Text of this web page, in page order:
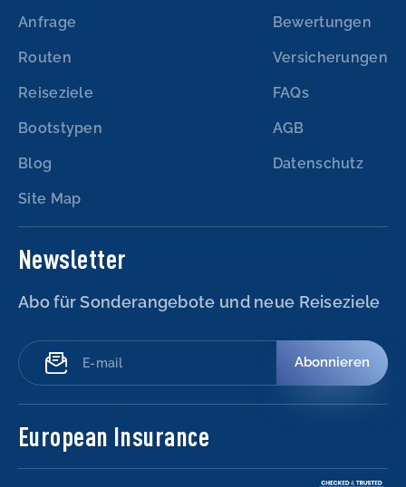
Anfrage
Routen
Reiseziele
Bootstypen
Blog
Site Map
Bewertungen
Versicherungen
FAQs
AGB
Datenschutz
Newsletter
Abo für Sonderangebote und neue Reiseziele
Abonnieren
European Insurance